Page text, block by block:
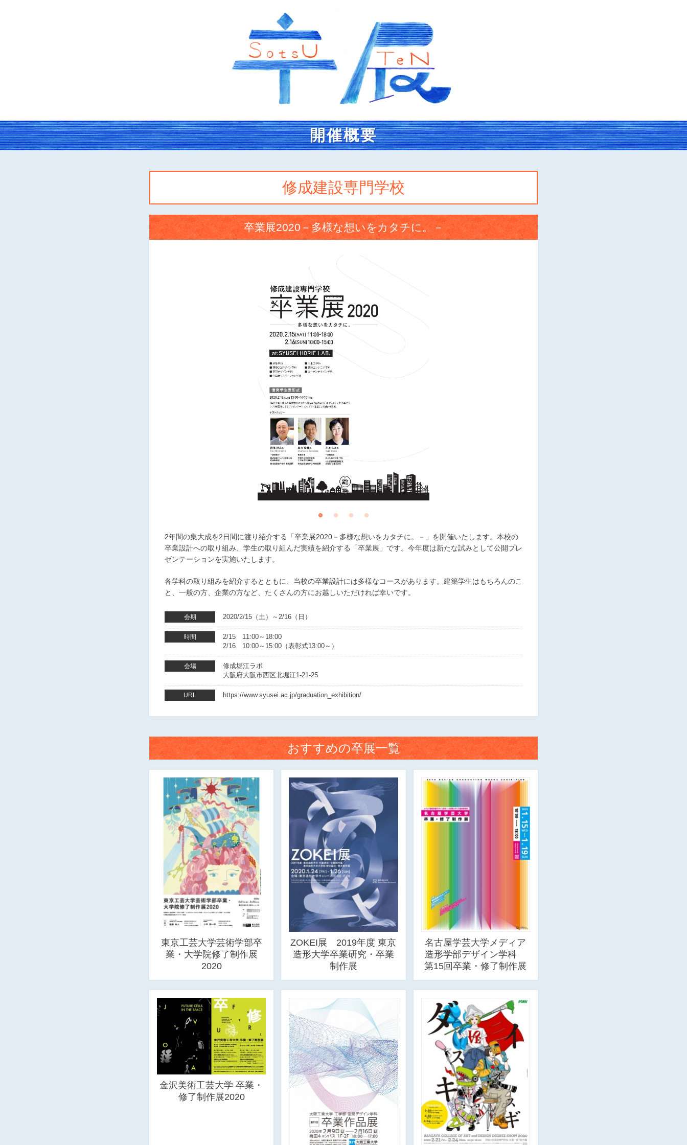
開催概要
修成建設専門学校
卒業展2020－多様な想いをカタチに。－
2年間の集大成を2日間に渡り紹介する「卒業展2020－多様な想いをカタチに。－」を開催いたします。本校の
卒業設計への取り組み、学生の取り組んだ実績を紹介する「卒業展」です。今年度は新たな試みとして公開プレ
ゼンテーションを実施いたします。
各学科の取り組みを紹介するとともに、当校の卒業設計には多様なコースがあります。建築学生はもちろんのこ
と、一般の方、企業の方など、たくさんの方にお越しいただければ幸いです。
会期 2020/2/15（土）～2/16（日）
時間
2/15 11:00～18:00
2/16 10:00～15:00（表彰式13:00～）
会場
修成堀江ラボ
大阪府大阪市西区北堀江1-21-25
URL https://www.syusei.ac.jp/graduation_exhibition/
おすすめの卒展一覧
東京工芸大学芸術学部卒
業・大学院修了制作展
2020
ZOKEI展 2019年度 東京
造形大学卒業研究・卒業
制作展
名古屋学芸大学メディア
造形学部デザイン学科
第15回卒業・修了制作展
金沢美術工芸大学 卒業・
修了制作展2020